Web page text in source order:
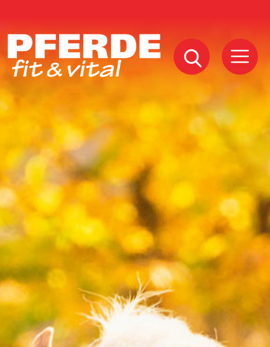
Pferde
Fit
Vital